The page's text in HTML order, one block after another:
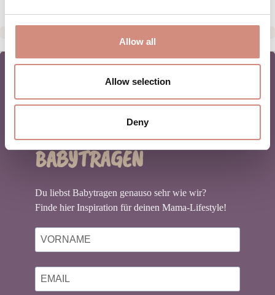
Allow all
Allow selection
Deny
NEWSLETTER
BABYTRAGEN
Du liebst Babytragen genauso sehr wie wir?
Finde hier Inspiration für deinen Mama-Lifestyle!